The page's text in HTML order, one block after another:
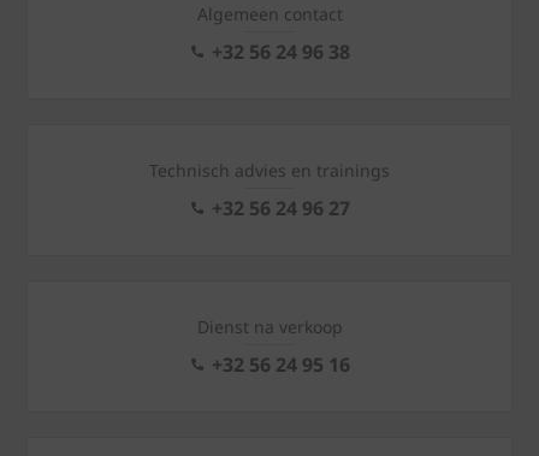
Algemeen contact
+32 56 24 96 38
Technisch advies en trainings
+32 56 24 96 27
Dienst na verkoop
+32 56 24 95 16